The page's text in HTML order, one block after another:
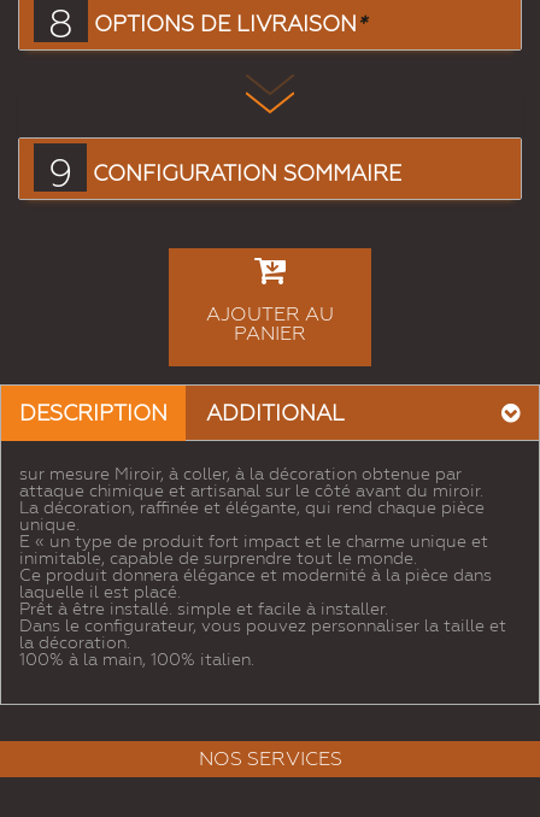
8 OPTIONS DE LIVRAISON*
9 CONFIGURATION SOMMAIRE
AJOUTER AU
PANIER
DESCRIPTION ADDITIONAL
sur mesure Miroir, à coller, à la décoration obtenue par
attaque chimique et artisanal sur le côté avant du miroir.
La décoration, raffinée et élégante, qui rend chaque pièce
unique.
E « un type de produit fort impact et le charme unique et
inimitable, capable de surprendre tout le monde.
Ce produit donnera élégance et modernité à la pièce dans
laquelle il est placé.
Prêt à être installé. simple et facile à installer.
Dans le configurateur, vous pouvez personnaliser la taille et
la décoration.
100% à la main, 100% italien.
NOS SERVICES